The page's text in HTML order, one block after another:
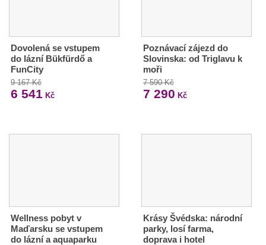
Dovolená se vstupem
do lázní Bükfürdő a
FunCity
9 167 Kč
6 541 Kč
Poznávací zájezd do
Slovinska: od Triglavu k
moři
7 590 Kč
7 290 Kč
Wellness pobyt v
Maďarsku se vstupem
do lázní a aquaparku
Krásy Švédska: národní
parky, losí farma,
doprava i hotel